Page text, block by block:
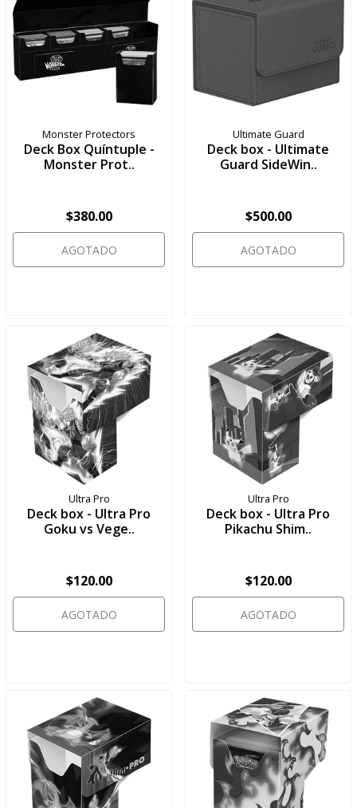
Monster Protectors
Deck Box Quíntuple -
Monster Prot..
$380.00
AGOTADO
Ultimate Guard
Deck box - Ultimate
Guard SideWin..
$500.00
AGOTADO
Ultra Pro
Deck box - Ultra Pro
Goku vs Vege..
$120.00
AGOTADO
Ultra Pro
Deck box - Ultra Pro
Pikachu Shim..
$120.00
AGOTADO